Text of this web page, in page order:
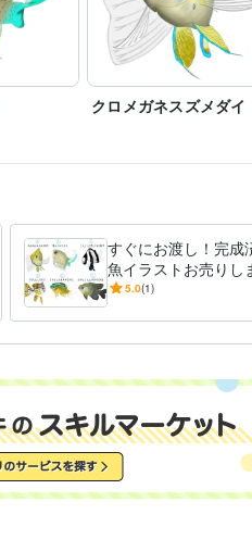
クロメガネスズメダイ
すぐにお渡し！完成
魚イラストお売りし
イビングインストラ
5.0(1)